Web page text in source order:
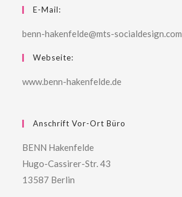
E-Mail:
benn-hakenfelde@mts-socialdesign.com
Webseite:
www.benn-hakenfelde.de
Anschrift Vor-Ort Büro
BENN Hakenfelde
Hugo-Cassirer-Str. 43
13587 Berlin